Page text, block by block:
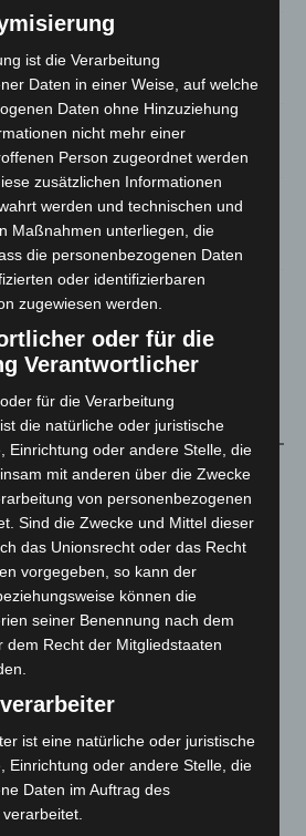
Umbau in Langenhagen
von „Archetyp Market“ erhoben
166 Trunkenheitsfahrten bei
Air 2026: Französische Oper im
2.798
712
5.035
1.269
ist die Verarbeitung
Daten in einer Weise, auf welche
Daten ohne Hinzuziehung
nicht mehr einer
Person zugeordnet werden
zusätzlichen Informationen
werden und technischen und
Maßnahmen unterliegen, die
die personenbezogenen Daten
oder identifizierbaren
zugewiesen werden.
oder für die
Verantwortlicher
für die Verarbeitung
die natürliche oder juristische
Einrichtung oder andere Stelle, die
mit anderen über die Zwecke
von personenbezogenen
Sind die Zwecke und Mittel dieser
das Unionsrecht oder das Recht
vorgegeben, so kann der
können die
seiner Benennung nach dem
dem Recht der Mitgliedstaaten
ist eine natürliche oder juristische
Einrichtung oder andere Stelle, die
Daten im Auftrag des